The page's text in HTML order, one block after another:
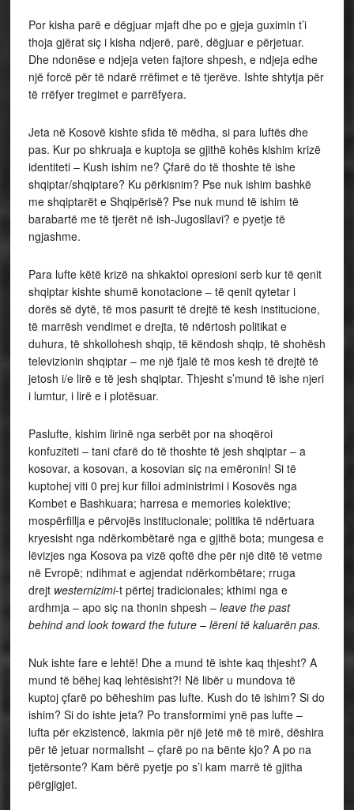
Por kisha parë e dëgjuar mjaft dhe po e gjeja guximin t’i
thoja gjërat siç i kisha ndjerë, parë, dëgjuar e përjetuar.
Dhe ndonëse e ndjeja veten fajtore shpesh, e ndjeja edhe
një forcë për të ndarë rrëfimet e të tjerëve. Ishte shtytja për
të rrëfyer tregimet e parrëfyera.
Jeta në Kosovë kishte sfida të mëdha, si para luftës dhe
pas. Kur po shkruaja e kuptoja se gjithë kohës kishim krizë
identiteti – Kush ishim ne? Çfarë do të thoshte të ishe
shqiptar/shqiptare? Ku përkisnim? Pse nuk ishim bashkë
me shqiptarët e Shqipërisë? Pse nuk mund të ishim të
barabartë me të tjerët në ish-Jugosllavi? e pyetje të
ngjashme.
Para lufte këtë krizë na shkaktoi opresioni serb kur të qenit
shqiptar kishte shumë konotacione – të qenit qytetar i
dorës së dytë, të mos pasurit të drejtë të kesh institucione,
të marrësh vendimet e drejta, të ndërtosh politikat e
duhura, të shkollohesh shqip, të këndosh shqip, të shohësh
televizionin shqiptar – me një fjalë të mos kesh të drejtë të
jetosh i/e lirë e të jesh shqiptar. Thjesht s’mund të ishe njeri
i lumtur, i lirë e i plotësuar.
Paslufte, kishim lirinë nga serbët por na shoqëroi
konfuziteti – tani cfarë do të thoshte të jesh shqiptar – a
kosovar, a kosovan, a kosovian siç na emëronin! Si të
kuptohej viti 0 prej kur filloi administrimi i Kosovës nga
Kombet e Bashkuara; harresa e memories kolektive;
mospërfillja e përvojës institucionale; politika të ndërtuara
kryesisht nga ndërkombëtarë nga e gjithë bota; mungesa e
lëvizjes nga Kosova pa vizë qoftë dhe për një ditë të vetme
në Evropë; ndihmat e agjendat ndërkombëtare; rruga
drejt westernizimi-t përtej tradicionales; kthimi nga e
ardhmja – apo siç na thonin shpesh – leave the past
behind and look toward the future – lëreni të kaluarën pas.
Nuk ishte fare e lehtë! Dhe a mund të ishte kaq thjesht? A
mund të bëhej kaq lehtësisht?! Në libër u mundova të
kuptoj çfarë po bëheshim pas lufte. Kush do të ishim? Si do
ishim? Si do ishte jeta? Po transformimi ynë pas lufte –
lufta për ekzistencë, lakmia për një jetë më të mirë, dëshira
për të jetuar normalisht – çfarë po na bënte kjo? A po na
tjetërsonte? Kam bërë pyetje po s’i kam marrë të gjitha
përgjigjet.